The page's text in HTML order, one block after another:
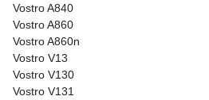
Vostro A840
Vostro A860
Vostro A860n
Vostro V13
Vostro V130
Vostro V131